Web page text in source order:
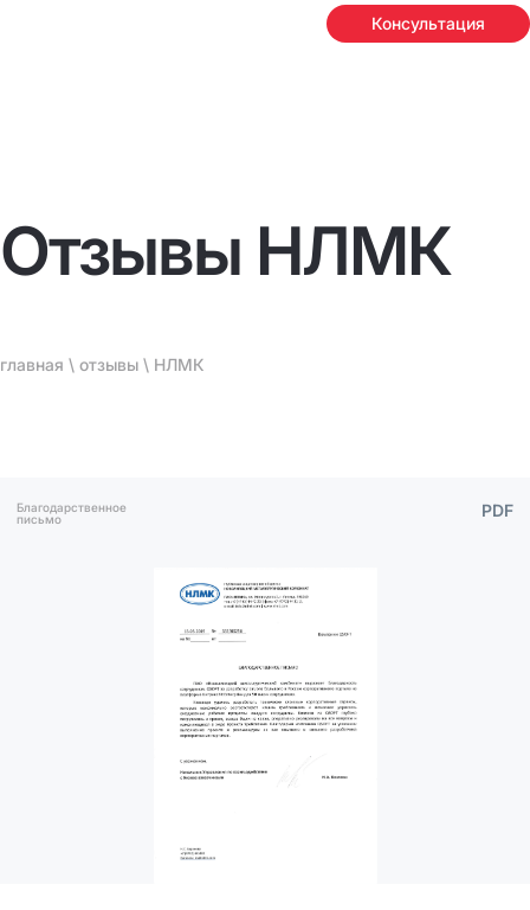
Консультация
Отзывы НЛМК
главная \ отзывы \ НЛМК
Благодарственное
письмо
PDF